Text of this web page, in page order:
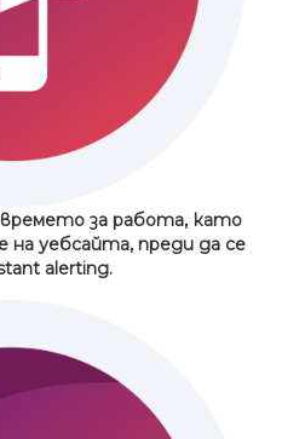
за работа, като
уебсайта, преди да се
alerting.